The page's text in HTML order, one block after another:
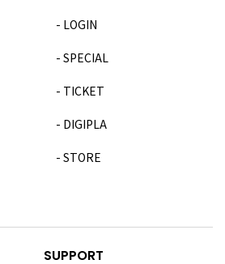
LOGIN
SPECIAL
TICKET
DIGIPLA
STORE
SUPPORT